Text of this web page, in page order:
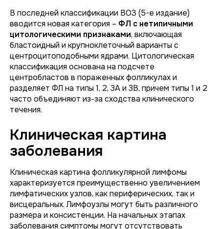
В последней классификации ВОЗ (5-е издание)
вводится новая категория – ФЛ с нетипичными
цитологическими признаками, включающая
бластоидный и крупноклеточный варианты с
центроцитоподобными ядрами. Цитологическая
классификация основана на подсчете
центробластов в пораженных фолликулах и
разделяет ФЛ на типы 1, 2, 3A и 3B, причем типы 1 и 2
часто объединяют из-за сходства клинического
течения.
Клиническая картина
заболевания
Клиническая картина фолликулярной лимфомы
характеризуется преимущественно увеличением
лимфатических узлов, как периферических, так и
висцеральных. Лимфоузлы могут быть различного
размера и консистенции. На начальных этапах
заболевания симптомы могут отсутствовать